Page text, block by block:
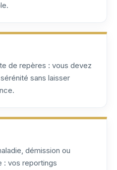
de repères : vous devez
sans laisser
démission ou
: vos reportings